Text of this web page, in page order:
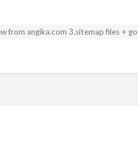
from angika.com 3.sitemap files +